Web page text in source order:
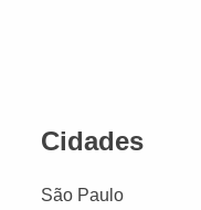
Cidades
São Paulo